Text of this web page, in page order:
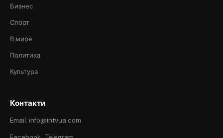
Бизнес
Спорт
В мире
Политика
Культура
Контакти
Email: info@intvua.com